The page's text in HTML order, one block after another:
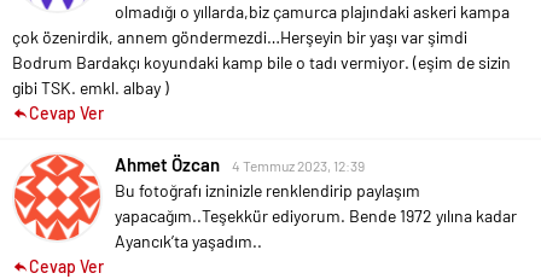
olmadığı o yıllarda,biz çamurca plajındaki askeri kampa
çok özenirdik, annem göndermezdi…Herşeyin bir yaşı var şimdi
Bodrum Bardakçı koyundaki kamp bile o tadı vermiyor. (eşim de sizin
gibi TSK. emkl. albay )
Cevap Ver
Ahmet Özcan 4 Temmuz 2023, 12:39
Bu fotoğrafı izninizle renklendirip paylaşım
yapacağım..Teşekkür ediyorum. Bende 1972 yılına kadar
Ayancık’ta yaşadım..
Cevap Ver